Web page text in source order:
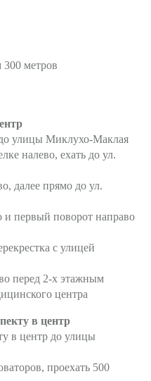
метров
улицы Миклухо-Маклая
налево, ехать до ул.
далее прямо до ул.
и первый поворот направо
с улицей
перед 2-х этажным
центра
в центр
в центр до улицы
проехать 500